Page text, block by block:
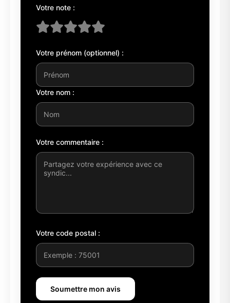
Votre note :
Votre prénom (optionnel) :
Votre nom :
Votre commentaire :
Votre code postal :
Soumettre mon avis